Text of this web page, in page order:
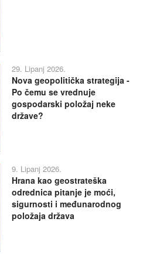
29. Lipanj 2026.
Nova geopolitička strategija -
Po čemu se vrednuje
gospodarski položaj neke
države?
9. Lipanj 2026.
Hrana kao geostrateška
odrednica pitanje je moći,
sigurnosti i međunarodnog
položaja država